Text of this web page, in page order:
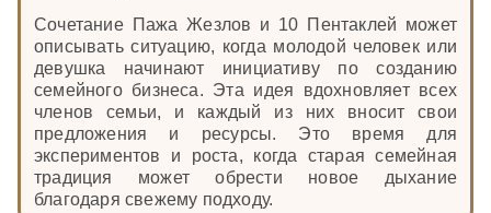
Сочетание Пажа Жезлов и 10 Пентаклей может
описывать ситуацию, когда молодой человек или
девушка начинают инициативу по созданию
семейного бизнеса. Эта идея вдохновляет всех
членов семьи, и каждый из них вносит свои
предложения и ресурсы. Это время для
экспериментов и роста, когда старая семейная
традиция может обрести новое дыхание
благодаря свежему подходу.